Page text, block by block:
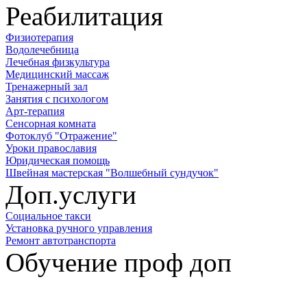
Реабилитация
Физиотерапия
Водолечебница
Лечебная физкультура
Медицинский массаж
Тренажерный зал
Занятия с психологом
Арт-терапия
Сенсорная комната
Фотоклуб "Отражение"
Уроки православия
Юридическая помощь
Швейная мастерская "Волшебный сундучок"
Доп.услуги
Социальное такси
Установка ручного управления
Ремонт автотранспорта
Обучение проф доп